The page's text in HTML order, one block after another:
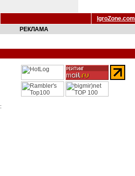
IgroZone.com
РЕКЛАМА
: